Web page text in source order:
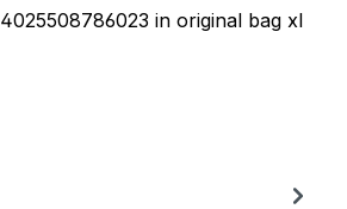
4025508786023 in original bag xl